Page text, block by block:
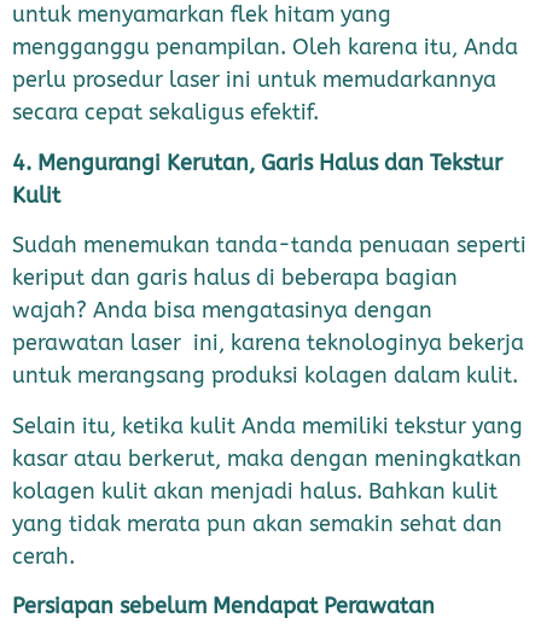
untuk menyamarkan flek hitam yang
mengganggu penampilan. Oleh karena itu, Anda
perlu prosedur laser ini untuk memudarkannya
secara cepat sekaligus efektif.
4. Mengurangi Kerutan, Garis Halus dan Tekstur
Kulit
Sudah menemukan tanda-tanda penuaan seperti
keriput dan garis halus di beberapa bagian
wajah? Anda bisa mengatasinya dengan
perawatan laser ini, karena teknologinya bekerja
untuk merangsang produksi kolagen dalam kulit.
Selain itu, ketika kulit Anda memiliki tekstur yang
kasar atau berkerut, maka dengan meningkatkan
kolagen kulit akan menjadi halus. Bahkan kulit
yang tidak merata pun akan semakin sehat dan
cerah.
Persiapan sebelum Mendapat Perawatan